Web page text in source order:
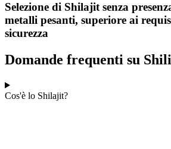
Selezione di Shilajit senza
metalli pesanti, superiore ai
sicurezza
Domande frequenti su
Cos'è lo Shilajit?